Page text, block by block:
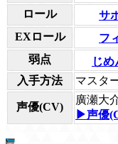
ロール
サ
EXロール
フ
弱点
じめ
入手方法
マスタ
声優(CV)
廣瀬大
▶声優